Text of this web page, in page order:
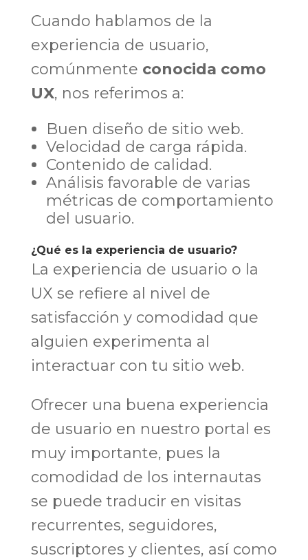
Cuando hablamos de la
experiencia de usuario,
comúnmente conocida como
UX, nos referimos a:
Buen diseño de sitio web.
Velocidad de carga rápida.
Contenido de calidad.
Análisis favorable de varias
métricas de comportamiento
del usuario.
¿Qué es la experiencia de usuario?
La experiencia de usuario o la
UX se refiere al nivel de
satisfacción y comodidad que
alguien experimenta al
interactuar con tu sitio web.
Ofrecer una buena experiencia
de usuario en nuestro portal es
muy importante, pues la
comodidad de los internautas
se puede traducir en visitas
recurrentes, seguidores,
suscriptores y clientes, así como